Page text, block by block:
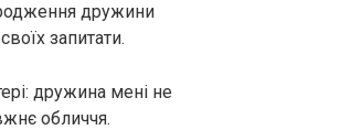
дружини
запитати.
дружина мені не
обличчя.